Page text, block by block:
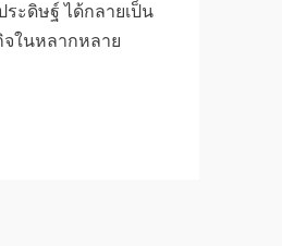
ะดิษฐ์ ได้กลายเป็น
ในหลากหลาย